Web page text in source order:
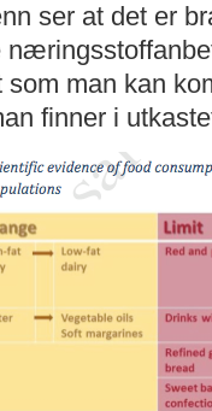
ser at det er
man kan
finner i